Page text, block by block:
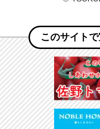
このサイト